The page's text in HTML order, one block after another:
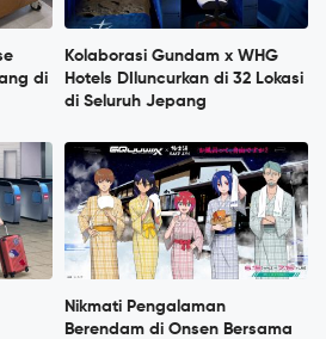
di
Kolaborasi Gundam x WHG
Hotels DIluncurkan di 32 Lokasi
di Seluruh Jepang
Nikmati Pengalaman
Berendam di Onsen Bersama